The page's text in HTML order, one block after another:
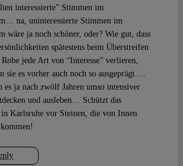
interessierte” Stimmen im
na, uninteressierte Stimmen im
wäre ja noch schöner, oder? Wie gut, dass
spätestens beim Überstreifen
jede Art von “Interesse” verlieren,
sie es vorher auch noch so ausgeprägt….
es ja nach zwölf Jahren umso intensiver
und ausleben… Schützt das
in Karlsruhe vor Steinen, die von Innen